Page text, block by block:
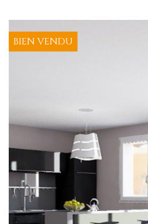
BIEN VENDU